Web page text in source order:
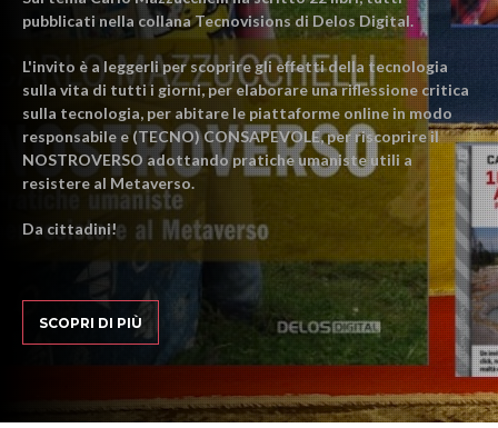
pubblicati nella collana Tecnovisions di Delos Digital.
L'invito è a leggerli per scoprire gli effetti della tecnologia
sulla vita di tutti i giorni, per elaborare una riflessione critica
sulla tecnologia, per abitare le piattaforme online in modo
responsabile e (TECNO) CONSAPEVOLE, per riscoprire il
NOSTROVERSO adottando pratiche umaniste utili a
resistere al Metaverso.
Da cittadini!
SCOPRI DI PIÙ